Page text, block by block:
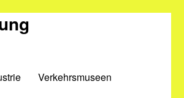
Verkehrsmuseen